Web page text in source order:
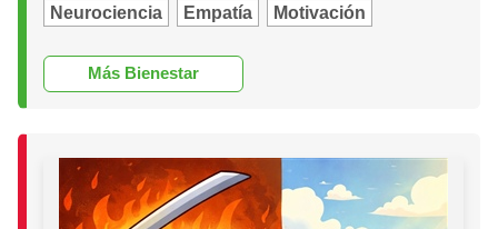
Neurociencia Empatía Motivación
Más Bienestar